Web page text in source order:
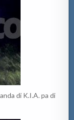
di K.I.A. pa di